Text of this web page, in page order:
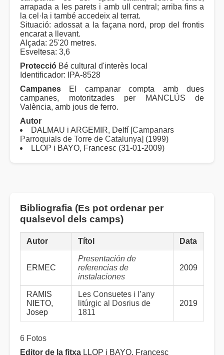
arrapada a les parets i amb ull central; arriba fins a
la cel·la i també accedeix al terrat.
Situació: adossat a la façana nord, prop del frontis
encarat a llevant.
Alçada: 25'20 metres.
Esveltesa: 3,6
Protecció Bé cultural d'interès local
Identificador: IPA-8528
Campanes El campanar compta amb dues
campanes, motoritzades per MANCLÚS de
València, amb jous de ferro.
Autor
DALMAU i ARGEMIR, Delfí [Campanars
Parroquials de Torre de Catalunya] (1999)
LLOP i BAYO, Francesc (31-01-2009)
Bibliografia (Es pot ordenar per
qualsevol dels camps)
Autor Títol Data
ERMEC
Presentación de
referencias de
instalaciones
2009
RAMIS
NIETO,
Josep
Les Consuetes i l’any
litúrgic al Dosrius de
1811
2019
6 Fotos
Editor de la fitxa LLOP i BAYO, Francesc